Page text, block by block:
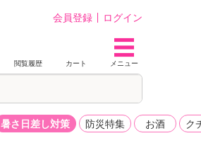
会員登録 ログイン
閲覧履歴 カート メニュー
暑さ日差し対策 防災特集 お酒 ク